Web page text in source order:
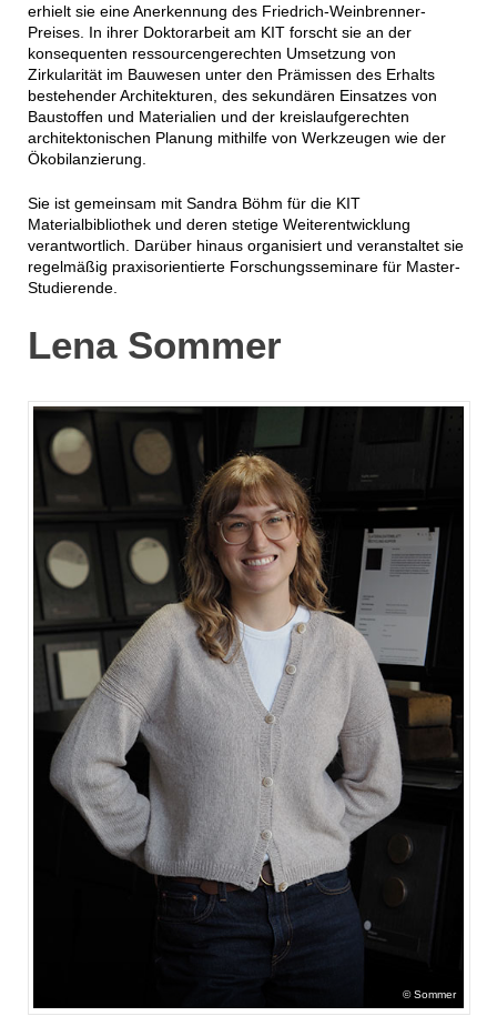
erhielt sie eine Anerkennung des Friedrich-Weinbrenner-
Preises. In ihrer Doktorarbeit am KIT forscht sie an der
konsequenten ressourcengerechten Umsetzung von
Zirkularität im Bauwesen unter den Prämissen des Erhalts
bestehender Architekturen, des sekundären Einsatzes von
Baustoffen und Materialien und der kreislaufgerechten
architektonischen Planung mithilfe von Werkzeugen wie der
Ökobilanzierung.
Sie ist gemeinsam mit Sandra Böhm für die KIT
Materialbibliothek und deren stetige Weiterentwicklung
verantwortlich. Darüber hinaus organisiert und veranstaltet sie
regelmäßig praxisorientierte Forschungsseminare für Master-
Studierende.
Lena Sommer
Sommer